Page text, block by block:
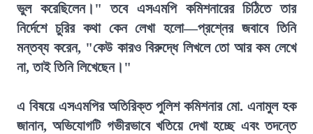
ভুল করেছিলেন।" তবে এসএমপি কমিশনারের চিঠিতে তার
নির্দেশে চুরির কথা কেন লেখা হলো—প্রশ্নের জবাবে তিনি
মন্তব্য করেন, "কেউ কারও বিরুদ্ধে লিখলে তো আর কম লেখে
না, তাই তিনি লিখেছেন।"
এ বিষয়ে এসএমপির অতিরিক্ত পুলিশ কমিশনার মো. এনামুল হক
জানান, অভিযোগটি গভীরভাবে খতিয়ে দেখা হচ্ছে এবং তদন্তে